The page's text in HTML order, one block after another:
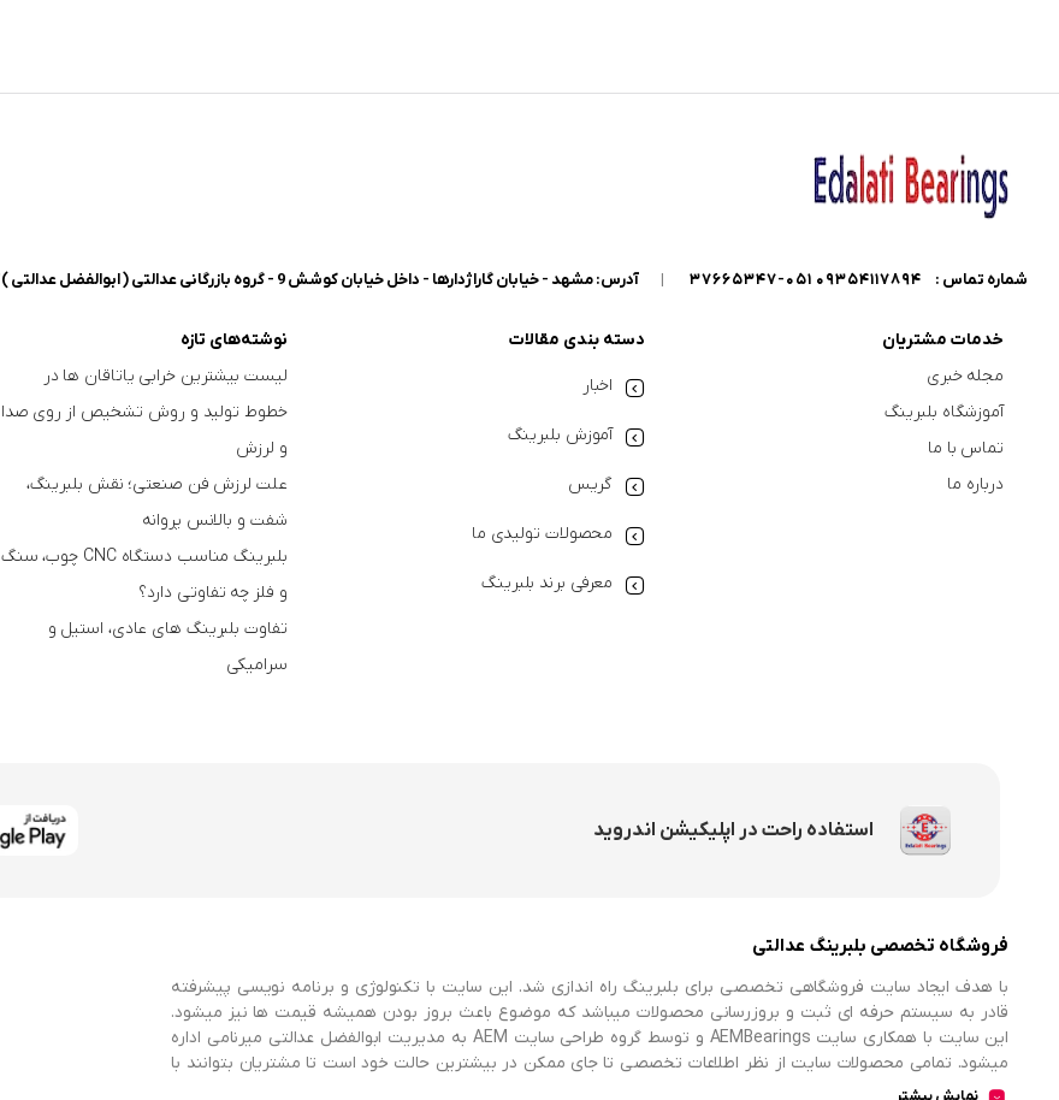
شماره تماس : 09354117894 051-37665347
| آدرس: مشهد - خیابان گاراژدارها - داخل خیابان کوشش 9 - گروه بازرگانی عدالتی ( ابوالفضل عدالتی ) 7 روز هفته، 8 صبح تا 8 شب پاسخگوی شما هستیم.
خدمات مشتریان
مجله خبری
آموزشگاه بلبرینگ
تماس با ما
درباره ما
دسته بندی مقالات
اخبار
آموزش بلبرینگ
گریس
محصولات تولیدی ما
معرفی برند بلبرینگ
نوشته‌های تازه
لیست بیشترین خرابی‌ یاتاقان ها در
خطوط تولید و روش تشخیص از روی صدا
و لرزش
علت لرزش فن صنعتی؛ نقش بلبرینگ،
شفت و بالانس پروانه
بلبرینگ مناسب دستگاه CNC چوب، سنگ
و فلز چه تفاوتی دارد؟
تفاوت بلبرینگ های عادی، استیل و
سرامیکی
استفاده راحت در اپلیکیشن اندروید
فروشگاه تخصصی بلبرینگ عدالتی
با هدف ایجاد سایت فروشگاهی تخصصی برای بلبرینگ راه اندازی شد. این سایت با تکنولوژی و برنامه نویسی پیشرفته
قادر به سیستم حرفه ای ثبت و بروزرسانی محصولات میباشد که موضوع باعث بروز بودن همیشه قیمت ها نیز میشود.
این سایت با همکاری سایت AEMBearings و توسط گروه طراحی سایت AEM به مدیریت ابوالفضل عدالتی میرنامی اداره
میشود. تمامی محصولات سایت از نظر اطلاعات تخصصی تا جای ممکن در بیشترین حالت خود است تا مشتریان بتوانند با
اطلاعات کامل محصولات را از فروشگاه انتخاب و خریداری نمایند.